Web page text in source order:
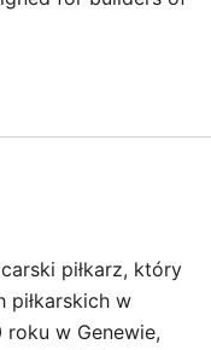
piłkarz, który
piłkarskich w
w Genewie,